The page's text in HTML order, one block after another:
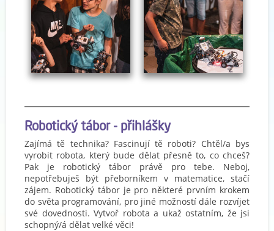
Robotický tábor - přihlášky
Zajímá tě technika? Fascinují tě roboti? Chtěl/a bys
vyrobit robota, který bude dělat přesně to, co chceš?
Pak je robotický tábor právě pro tebe. Neboj,
nepotřebuješ být přeborníkem v matematice, stačí
zájem. Robotický tábor je pro některé prvním krokem
do světa programování, pro jiné možností dále rozvíjet
své dovednosti. Vytvoř robota a ukaž ostatním, že jsi
schopný/á dělat velké věci!